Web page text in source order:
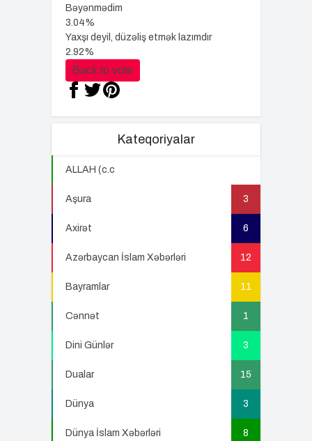
Bəyənmədim
3.04%
Yaxşı deyil, düzəliş etmək lazımdır
2.92%
Back to vote
Kateqoriyalar
ALLAH (c.c
Aşura 3
Axirət 6
Azərbaycan İslam Xəbərləri 12
Bayramlar 11
Cənnət 1
Dini Günlər 3
Dualar 15
Dünya 3
Dünya İslam Xəbərləri 8